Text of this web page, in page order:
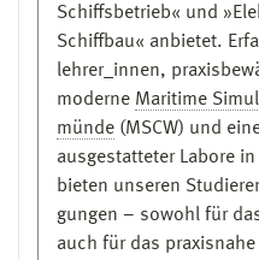
und mindestens
Tätigkeit in einem
unmittelbaren
angestrebten
oder
Bestehen einer
Fortbildung zum
Schiffsbetrieb« und
Schiffbau« anbietet.
lehrer_innen,
moderne Maritime
münde (MSCW) und
ausgestatteter Labore
bieten unseren
gung­en – sowohl für
auch für das praxisnahe